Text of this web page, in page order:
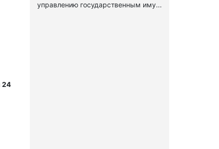
24
управлению государственным иму...